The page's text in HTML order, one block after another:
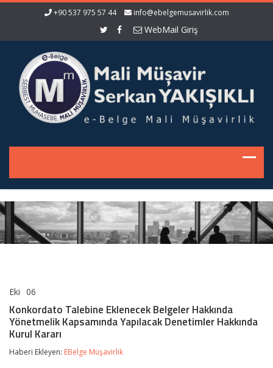
+90 537 975 57 44 info@ebelgemusavirlik.com
WebMail Giriş
Eki 06
Eklenecek
Belgeler
Hakkında
Kapsamında
Konkordato Talebine Eklenecek Belgeler Hakkında
Yönetmelik Kapsamında Yapılacak Denetimler Hakkında
Kurul Kararı
Haberi Ekleyen: EBelge Müşavirlik